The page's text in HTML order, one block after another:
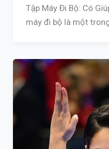
Tập Máy Đi Bộ: Có
máy đi bộ là một